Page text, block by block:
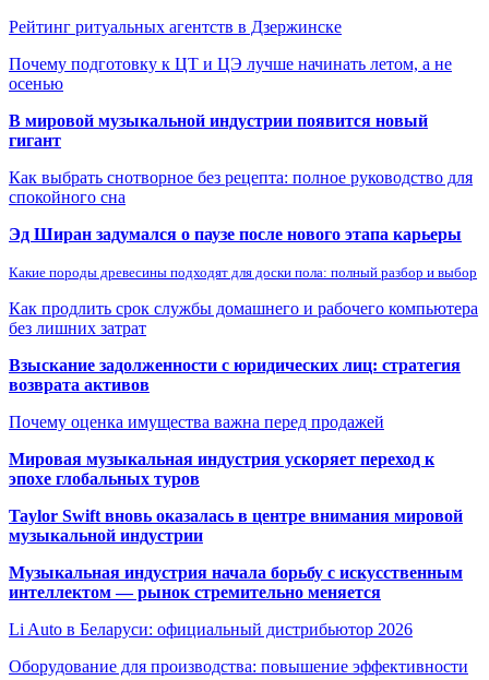
Рейтинг ритуальных агентств в Дзержинске
Почему подготовку к ЦТ и ЦЭ лучше начинать летом, а не
осенью
В мировой музыкальной индустрии появится новый
гигант
Как выбрать снотворное без рецепта: полное руководство для
спокойного сна
Эд Ширан задумался о паузе после нового этапа карьеры
Какие породы древесины подходят для доски пола: полный разбор и выбор
Как продлить срок службы домашнего и рабочего компьютера
без лишних затрат
Взыскание задолженности с юридических лиц: стратегия
возврата активов
Почему оценка имущества важна перед продажей
Мировая музыкальная индустрия ускоряет переход к
эпохе глобальных туров
Taylor Swift вновь оказалась в центре внимания мировой
музыкальной индустрии
Музыкальная индустрия начала борьбу с искусственным
интеллектом — рынок стремительно меняется
Li Auto в Беларуси: официальный дистрибьютор 2026
Оборудование для производства: повышение эффективности